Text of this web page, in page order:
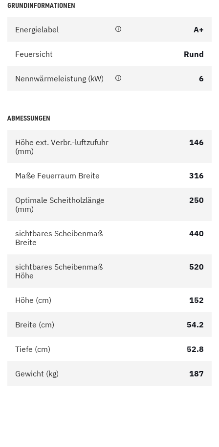
GRUNDINFORMATIONEN
Energielabel A+
Feuersicht Rund
Nennwärmeleistung (kW) 6
ABMESSUNGEN
Höhe ext. Verbr.-luftzufuhr
(mm)
146
Maße Feuerraum Breite 316
Optimale Scheitholzlänge
(mm)
250
sichtbares Scheibenmaß
Breite
440
sichtbares Scheibenmaß
Höhe
520
Höhe (cm) 152
Breite (cm) 54.2
Tiefe (cm) 52.8
Gewicht (kg) 187